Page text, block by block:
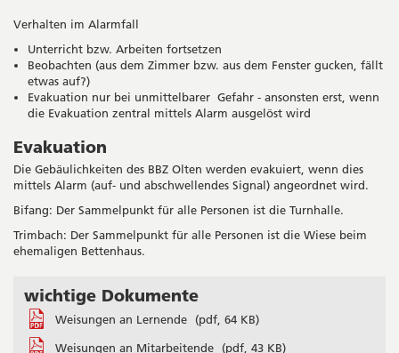
Verhalten im Alarmfall
Unterricht bzw. Arbeiten fortsetzen
Beobachten (aus dem Zimmer bzw. aus dem Fenster gucken, fällt
etwas auf?)
Evakuation nur bei unmittelbarer Gefahr - ansonsten erst, wenn
die Evakuation zentral mittels Alarm ausgelöst wird
Evakuation
Die Gebäulichkeiten des BBZ Olten werden evakuiert, wenn dies
mittels Alarm (auf- und abschwellendes Signal) angeordnet wird.
Bifang: Der Sammelpunkt für alle Personen ist die Turnhalle.
Trimbach: Der Sammelpunkt für alle Personen ist die Wiese beim
ehemaligen Bettenhaus.
Seitenleiste
wichtige Dokumente
Weisungen an Lernende
(pdf, 64 KB)
Weisungen an Mitarbeitende
(pdf, 43 KB)